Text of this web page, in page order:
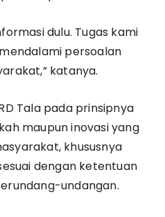
dulu. Tugas kami
persoalan
katanya.
Tala pada prinsipnya
maupun inovasi yang
khususnya
dengan ketentuan
undangan.